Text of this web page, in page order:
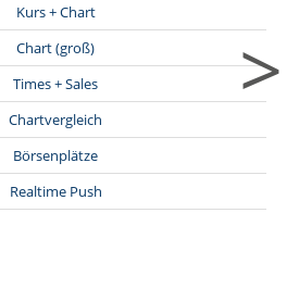
Kurs + Chart
Chart (groß)
Times + Sales
Chartvergleich
Börsenplätze
Realtime Push
>